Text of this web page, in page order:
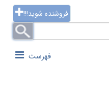
فروشنده شوید!!!
فهرست